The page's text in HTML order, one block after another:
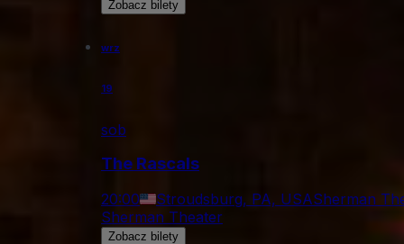
Zobacz bilety
wrz
19
sob
The Rascals
20:00 Stroudsburg, PA, USASherman
Sherman Theater
Zobacz bilety